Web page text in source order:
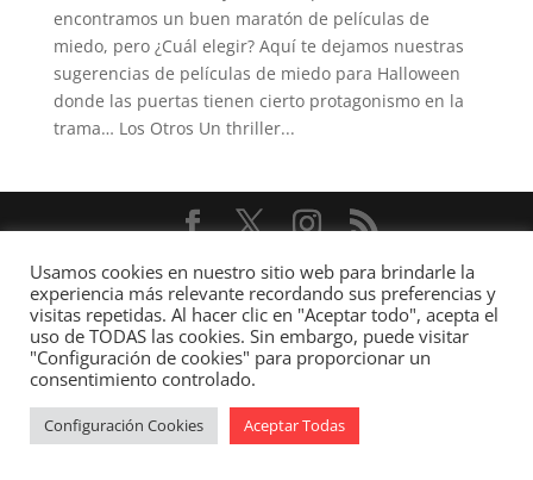
encontramos un buen maratón de películas de
miedo, pero ¿Cuál elegir? Aquí te dejamos nuestras
sugerencias de películas de miedo para Halloween
donde las puertas tienen cierto protagonismo en la
trama… Los Otros Un thriller...
Diseñado por Elegant Themes
| Desarrollado por
WordPress
Usamos cookies en nuestro sitio web para brindarle la
experiencia más relevante recordando sus preferencias y
visitas repetidas. Al hacer clic en "Aceptar todo", acepta el
uso de TODAS las cookies. Sin embargo, puede visitar
"Configuración de cookies" para proporcionar un
consentimiento controlado.
Configuración Cookies Aceptar Todas